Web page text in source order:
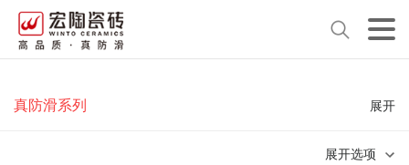
真防滑系列 展开
展开选项